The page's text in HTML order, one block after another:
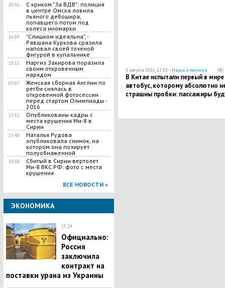
20:56
С криком "За ВДВ": полиция
в центре Омска ловила
пьяного дебошира,
попавшего потом под
колеса иномарки
16:09
"Слишком идеальна", -
Равшана Куркова сразила
наповал своей точеной
фигурой в купальнике
13:11
Наргиз Закирова поразила
своим откровенным
нарядом
09:07
Женская сборная Англии по
регби снялась в
откровенной фотосессии
перед стартом Олимпиады -
2016
15:51
Опубликованы кадры с
места крушения Ми-8 в
Сирии
15:43
Наталья Рудова
опубликовала снимок, на
котором она позирует
полуобнаженной
14:58
Сбитый в Сирии вертолет
Ми-8 ВКС РФ: фото с места
крушения
ВСЕ НОВОСТИ »
ЭКОНОМИКА
15:24
Официально:
Россия
заключила
контракт на
поставки урана из Украины
3 августа 2016, 12:33 —Наука и техника
В Китае испытали первый в мире
автобус, которому абсолютно
страшны пробки: пассажиры